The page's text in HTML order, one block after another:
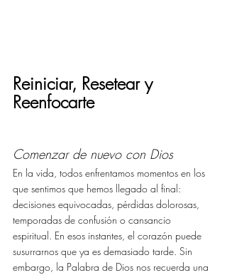
Reiniciar, Resetear y
Reenfocarte
Comenzar de nuevo con Dios
En la vida, todos enfrentamos momentos en los
que sentimos que hemos llegado al final:
decisiones equivocadas, pérdidas dolorosas,
temporadas de confusión o cansancio
espiritual. En esos instantes, el corazón puede
susurrarnos que ya es demasiado tarde. Sin
embargo, la Palabra de Dios nos recuerda una